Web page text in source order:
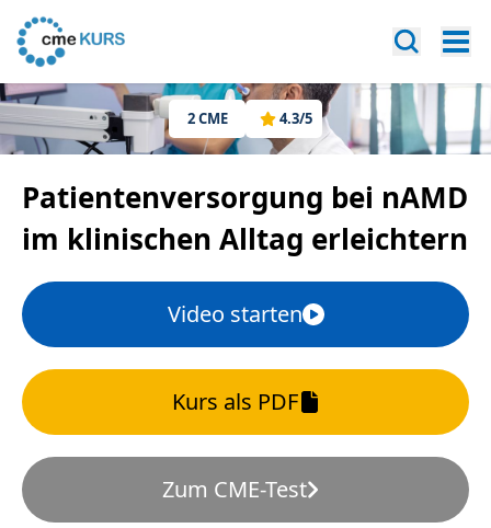
2CME 4.3/5
Patientenversorgung bei nAMD
im klinischen Alltag erleichtern
Video starten
Kurs als PDF
Zum CME-Test